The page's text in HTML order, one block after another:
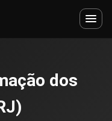
dos